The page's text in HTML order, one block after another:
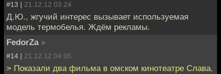
#13 | 21.12.12 03:24
Д.Ю., жгучий интерес вызывает используемая
модель термобелья. Ждём рекламы.
FedorZa »
#14 | 21.12.12 04:05
> Показали два фильма в омском кинотеатре Слава.